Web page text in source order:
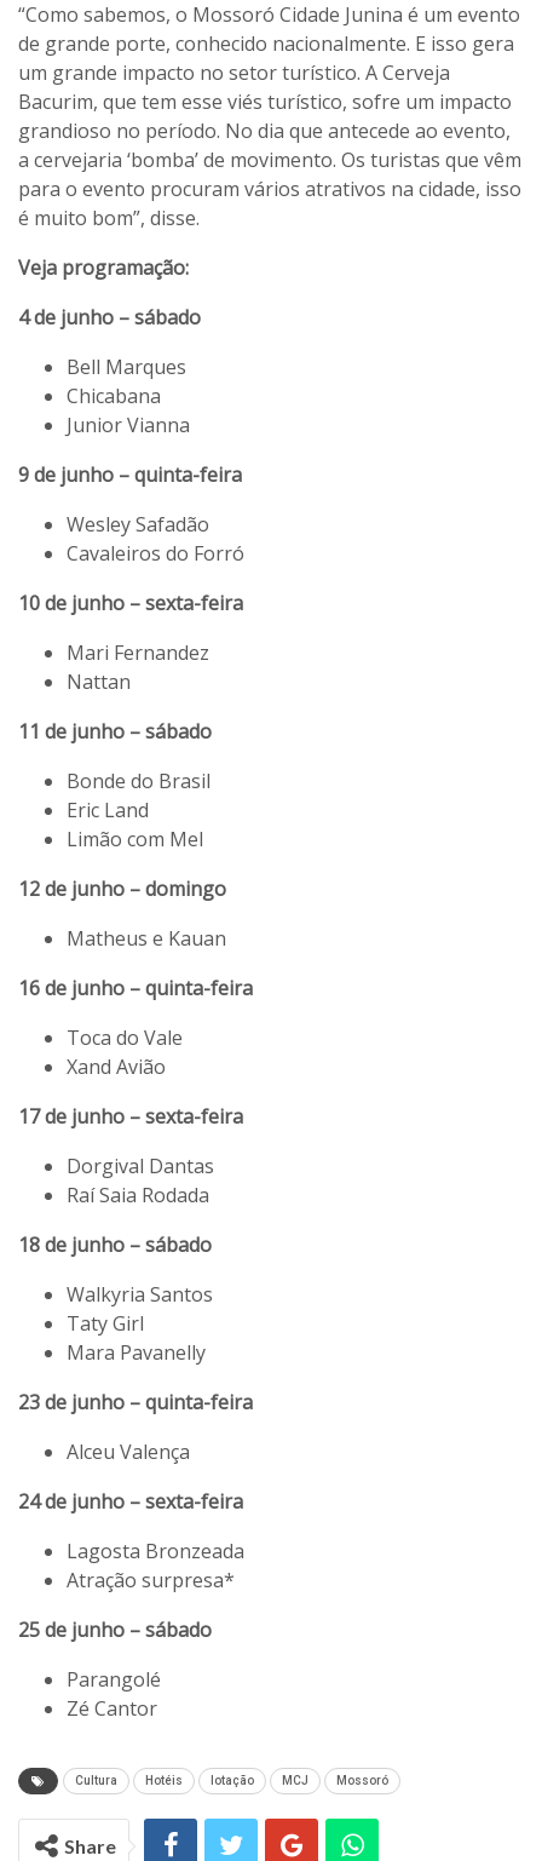
“Como sabemos, o Mossoró Cidade Junina é um evento
de grande porte, conhecido nacionalmente. E isso gera
um grande impacto no setor turístico. A Cerveja
Bacurim, que tem esse viés turístico, sofre um impacto
grandioso no período. No dia que antecede ao evento,
a cervejaria ‘bomba’ de movimento. Os turistas que vêm
para o evento procuram vários atrativos na cidade, isso
é muito bom”, disse.
Veja programação:
4 de junho – sábado
Bell Marques
Chicabana
Junior Vianna
9 de junho – quinta-feira
Wesley Safadão
Cavaleiros do Forró
10 de junho – sexta-feira
Mari Fernandez
Nattan
11 de junho – sábado
Bonde do Brasil
Eric Land
Limão com Mel
12 de junho – domingo
Matheus e Kauan
16 de junho – quinta-feira
Toca do Vale
Xand Avião
17 de junho – sexta-feira
Dorgival Dantas
Raí Saia Rodada
18 de junho – sábado
Walkyria Santos
Taty Girl
Mara Pavanelly
23 de junho – quinta-feira
Alceu Valença
24 de junho – sexta-feira
Lagosta Bronzeada
Atração surpresa*
25 de junho – sábado
Parangolé
Zé Cantor
Cultura Hotéis lotação MCJ Mossoró
Share